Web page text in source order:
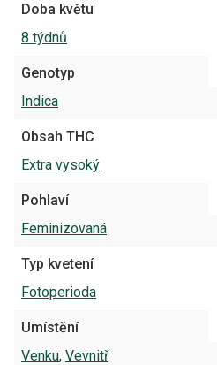
Doba květu
8 týdnů
Genotyp
Indica
Obsah THC
Extra vysoký
Pohlaví
Feminizovaná
Typ kvetení
Fotoperioda
Umístění
Venku, Vevnitř